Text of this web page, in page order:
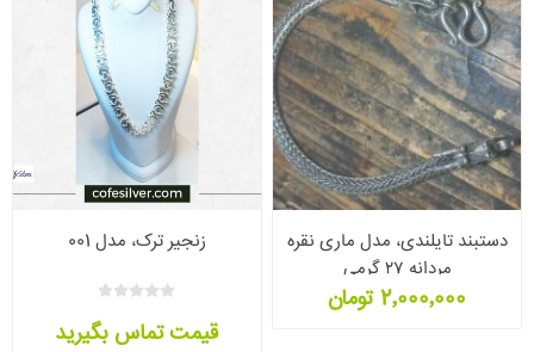
دستبند تایلندی، مدل ماری نقره
مردانه ۲۷ گرمی
2٬000٬000 تومان
زنجیر ترک، مدل 001
قیمت تماس بگیرید